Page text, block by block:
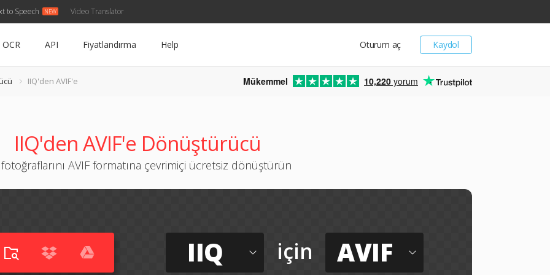
to Speech Video Translator
Kaydol
Oturum aç
OCR API Fiyatlandırma Help
IIQ'den AVIF'e Mükemmel 10,220 yorum
IIQ'den AVIF'e Dönüştürücü
AVIF formatına çevrimiçi ücretsiz dönüştürün
IIQ için AVIF